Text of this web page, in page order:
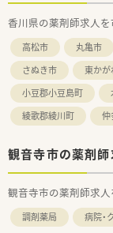
香川県の薬剤師求人を
高松市 丸亀市
さぬき市
東かが
小豆郡小豆島町
綾歌郡綾川町
仲
観音寺市の薬剤
観音寺市の薬剤師求人
調剤薬局 病院・